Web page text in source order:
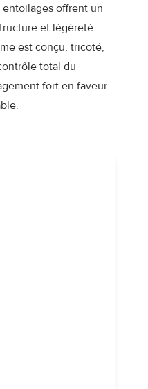
offrent un
et légèreté.
est conçu, tricoté,
total du
fort en faveur